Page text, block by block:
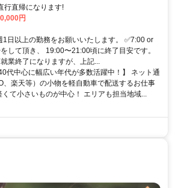
への直行直帰になります!
円
1日以上の勤務をお願いいたします。 ✅7:00 or
して頂き、 19:00〜21:00頃に終了目安です。
業終了になりますが、上記...
代中心に幅広い年代が多数活躍中！】 ネット通
、楽天等）の小物を軽自動車で配送するお仕事
て小さいものが中心！ エリアも担当地域...